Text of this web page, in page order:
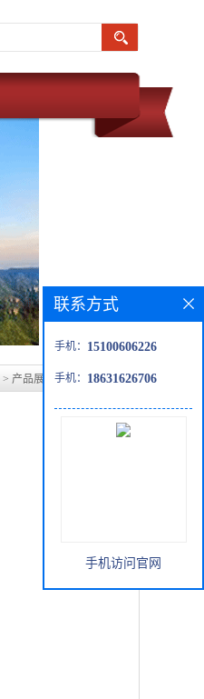
> 产品展厅>合肥环氧砂浆
联系方式
手机： 15100606226
手机： 18631626706
手机访问官网